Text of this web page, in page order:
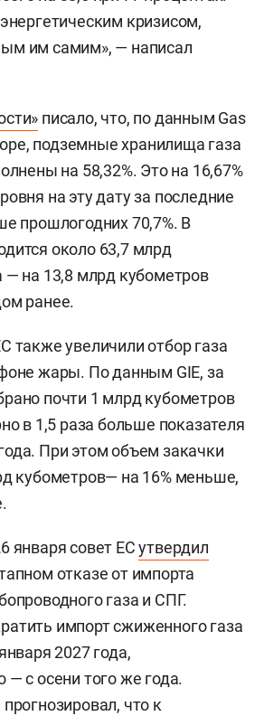
кризисом,
им самим», — написал
писало, что, по данным Gas
подземные хранилища газа
на 58,32%. Это на 16,67%
на эту дату за последние
прошлогодних 70,7%. В
около 63,7 млрд
— на 13,8 млрд кубометров
ранее.
также увеличили отбор газа
жары. По данным GIE, за
почти 1 млрд кубометров
в 1,5 раза больше показателя
При этом объем закачки
кубометров— на 16% меньше,
января совет ЕСутвердил
отказе от импорта
газа и СПГ.
импорт сжиженного газа
2027 года,
— с осени того же года.
прогнозировал, что к